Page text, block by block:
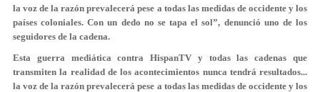
la voz de la razón prevalecerá pese a todas las medidas de occidente y los
países coloniales. Con un dedo no se tapa el sol”, denunció uno de los
seguidores de la cadena.
Esta guerra mediática contra HispanTV y todas las cadenas que
transmiten la realidad de los acontecimientos nunca tendrá resultados...
la voz de la razón prevalecerá pese a todas las medidas de occidente y los